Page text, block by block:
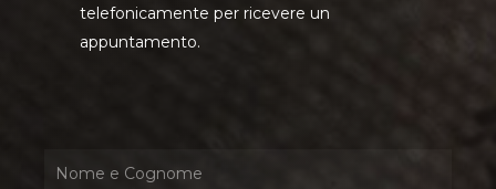
telefonicamente per ricevere un
appuntamento.